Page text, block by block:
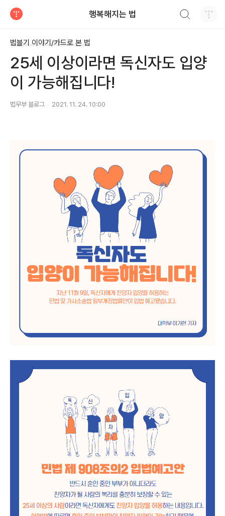
행복해지는 법
법블기 이야기/카드로 본 법
25세 이상이라면 독신자도 입양
이 가능해집니다!
법무부 블로그 2021. 11. 24. 10:00